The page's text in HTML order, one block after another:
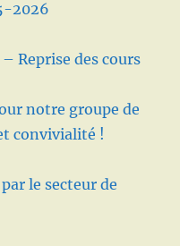
2026
Reprise des cours
notre groupe de
convivialité !
le secteur de